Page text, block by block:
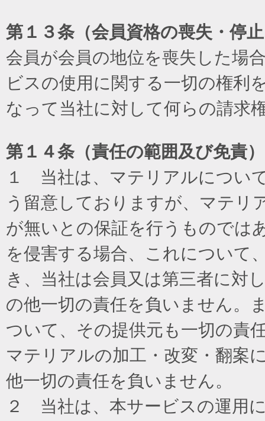
第１３条（会員資格の喪失・停
会員が会員の地位を喪失した場
ビスの使用に関する一切の権利
なって当社に対して何らの請求
第１４条（責任の範囲及び免責）
１ 当社は、マテリアルについ
う留意しておりますが、マテリ
が無いとの保証を行うものでは
を侵害する場合、これについて
き、当社は会員又は第三者に対
の他一切の責任を負いません。
ついて、その提供元も一切の責
マテリアルの加工・改変・翻案
他一切の責任を負いません。
２ 当社は、本サービスの運用